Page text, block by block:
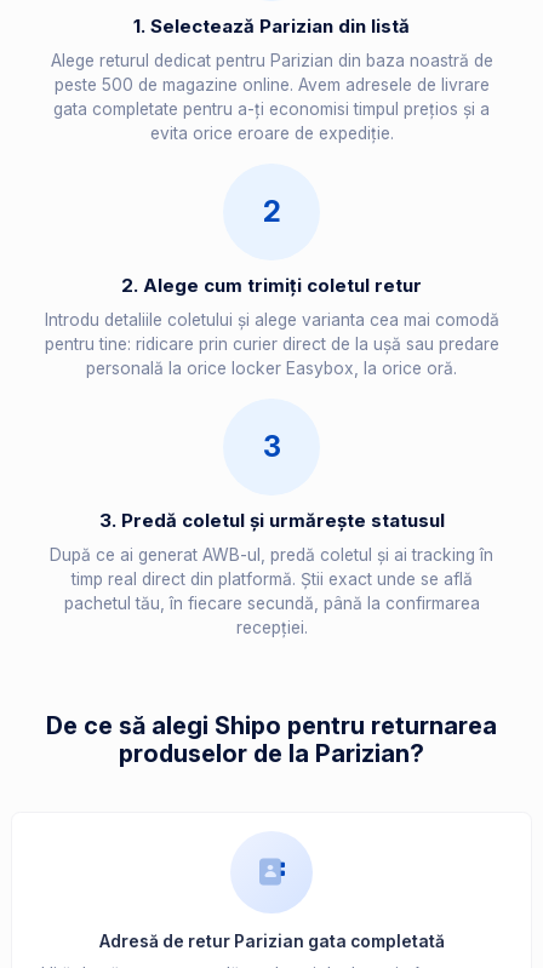
1. Selectează Parizian din listă
Alege returul dedicat pentru Parizian din baza noastră de
peste 500 de magazine online. Avem adresele de livrare
gata completate pentru a-ți economisi timpul prețios și a
evita orice eroare de expediție.
2
2. Alege cum trimiți coletul retur
Introdu detaliile coletului și alege varianta cea mai comodă
pentru tine: ridicare prin curier direct de la ușă sau predare
personală la orice locker Easybox, la orice oră.
3
3. Predă coletul și urmărește statusul
După ce ai generat AWB-ul, predă coletul și ai tracking în
timp real direct din platformă. Știi exact unde se află
pachetul tău, în fiecare secundă, până la confirmarea
recepției.
De ce să alegi Shipo pentru returnarea
produselor de la Parizian?
Adresă de retur Parizian gata completată